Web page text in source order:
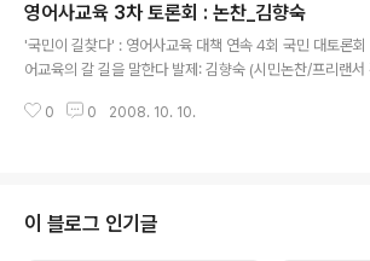
영어사교육 3차 토론회 : 논찬_김향숙
'국민이 길찾다' : 영어사교육 대책 연속 4회 국민 대토론
어교육의 갈 길을 말한다 발제: 김향숙 (시민논찬/프리랜서
0 0 2008. 10. 10.
이 블로그 인기글